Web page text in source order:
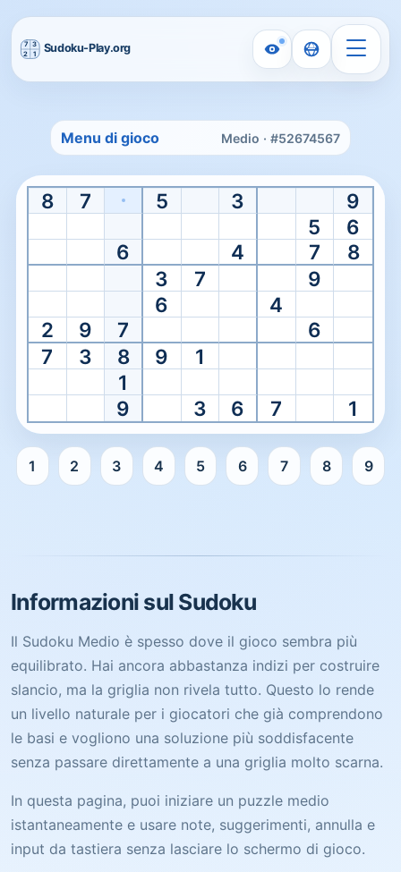
Medium level
Gioca a Sudoku Medio
Apri direttamente su un puzzle medio con un livello di
Menu di gioco Medio · #52674567
8 7 5 3
9
5
6
6
4 7
8
3
7
9
6
4
2
9 7
6
7
3 8 9
1
1
9
3 6 7 1
1 2 3 4 5 6 7 8 9
Informazioni sul Sudoku
Il Sudoku Medio è spesso dove il gioco sembra più
equilibrato. Hai ancora abbastanza indizi per costruire
slancio, ma la griglia non rivela tutto. Questo lo rende
un livello naturale per i giocatori che già comprendono
le basi e vogliono una soluzione più soddisfacente
senza passare direttamente a una griglia molto scarna.
In questa pagina, puoi iniziare un puzzle medio
istantaneamente e usare note, suggerimenti, annulla e
input da tastiera senza lasciare lo schermo di gioco.